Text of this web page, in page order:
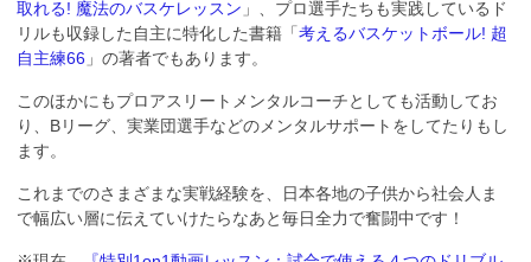
取れる! 魔法のバスケレッスン 」、プロ選手たちも実践しているド
リルも収録した自主に特化した書籍「考えるバスケットボール! 超
自主練66 」の著者でもあります。
このほかにもプロアスリートメンタルコーチとしても活動してお
り、Bリーグ、実業団選手などのメンタルサポートをしてたりもし
ます。
これまでのさまざまな実戦経験を、日本各地の子供から社会人ま
で幅広い層に伝えていけたらなあと毎日全力で奮闘中です！